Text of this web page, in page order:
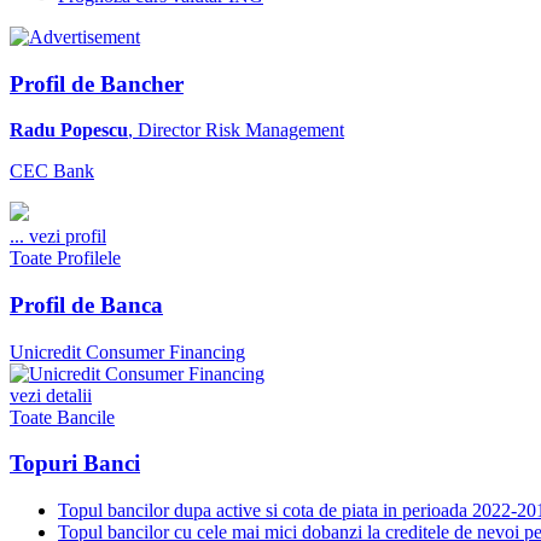
Profil de Bancher
Radu Popescu, Director Risk Management
CEC Bank
... vezi profil
Toate Profilele
Profil de Banca
Unicredit Consumer Financing
vezi detalii
Toate Bancile
Topuri Banci
Topul bancilor dupa active si cota de piata in perioada 2022-
Topul bancilor cu cele mai mici dobanzi la creditele de nevoi